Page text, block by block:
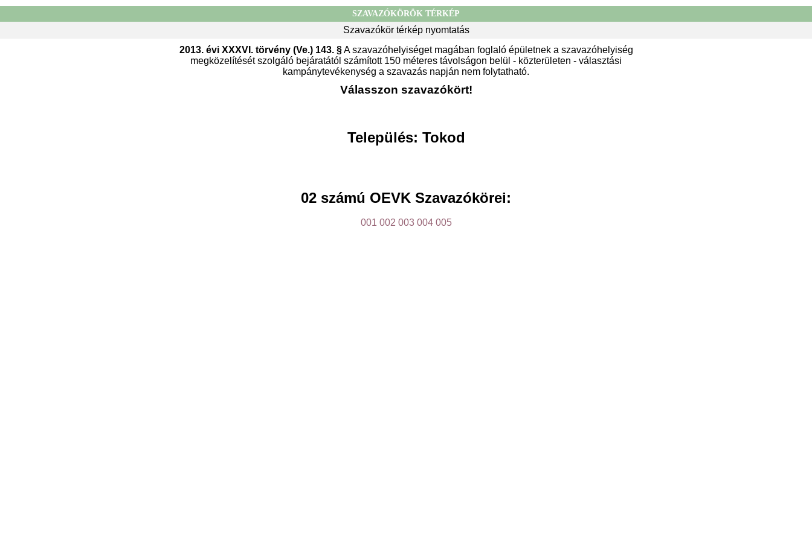
SZAVAZÓKÖRÖK TÉRKÉP
Szavazókör térkép nyomtatás
2013. évi XXXVI. törvény (Ve.) 143. §A szavazóhelyiséget magában foglaló épületnek a szavazóhelyiség
megközelítését szolgáló bejáratától számított 150 méteres távolságon belül - közterületen - választási
kampánytevékenység a szavazás napján nem folytatható.
Válasszon szavazókört!
Település: Tokod
02 számú OEVK Szavazókörei:
001 002 003 004 005